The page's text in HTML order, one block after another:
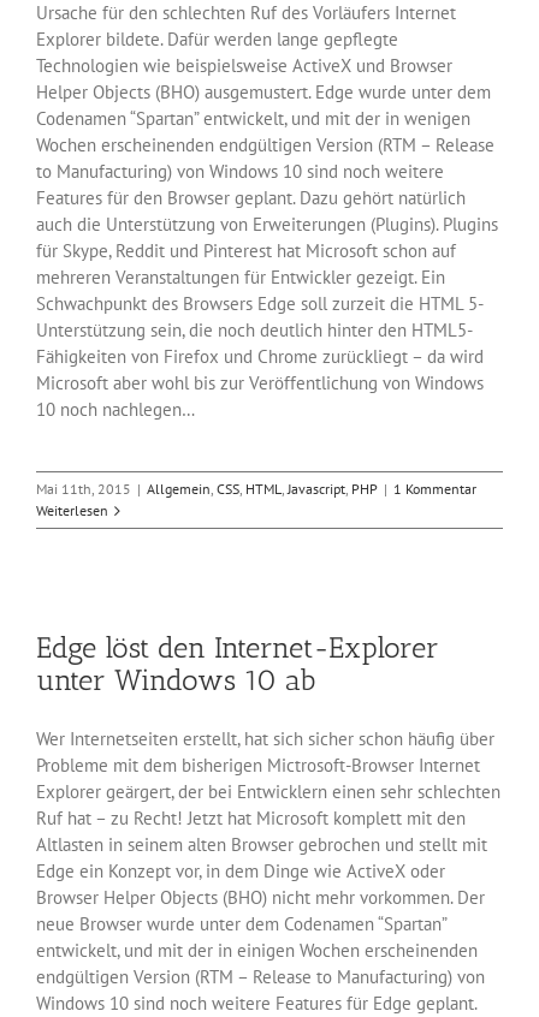
Ursache für den schlechten Ruf des Vorläufers Internet
Explorer bildete. Dafür werden lange gepflegte
Technologien wie beispielsweise ActiveX und Browser
Helper Objects (BHO) ausgemustert. Edge wurde unter dem
Codenamen “Spartan” entwickelt, und mit der in wenigen
Wochen erscheinenden endgültigen Version (RTM – Release
to Manufacturing) von Windows 10 sind noch weitere
Features für den Browser geplant. Dazu gehört natürlich
auch die Unterstützung von Erweiterungen (Plugins). Plugins
für Skype, Reddit und Pinterest hat Microsoft schon auf
mehreren Veranstaltungen für Entwickler gezeigt. Ein
Schwachpunkt des Browsers Edge soll zurzeit die HTML 5-
Unterstützung sein, die noch deutlich hinter den HTML5-
Fähigkeiten von Firefox und Chrome zurückliegt – da wird
Microsoft aber wohl bis zur Veröffentlichung von Windows
10 noch nachlegen…
Mai 11th, 2015 | Allgemein, CSS, HTML,Javascript, PHP | 1 Kommentar
Weiterlesen
Edge löst den Internet-Explorer
unter Windows 10 ab
Wer Internetseiten erstellt, hat sich sicher schon häufig über
Probleme mit dem bisherigen Mictrosoft-Browser Internet
Explorer geärgert, der bei Entwicklern einen sehr schlechten
Ruf hat – zu Recht! Jetzt hat Microsoft komplett mit den
Altlasten in seinem alten Browser gebrochen und stellt mit
Edge ein Konzept vor, in dem Dinge wie ActiveX oder
Browser Helper Objects (BHO) nicht mehr vorkommen. Der
neue Browser wurde unter dem Codenamen “Spartan”
entwickelt, und mit der in einigen Wochen erscheinenden
endgültigen Version (RTM – Release to Manufacturing) von
Windows 10 sind noch weitere Features für Edge geplant.